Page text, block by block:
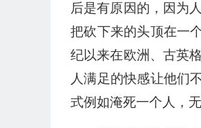
后是有原因的，因为
把砍下来的头顶在一
纪以来在欧洲、古英
人满足的快感让他们
式例如淹死一个人，